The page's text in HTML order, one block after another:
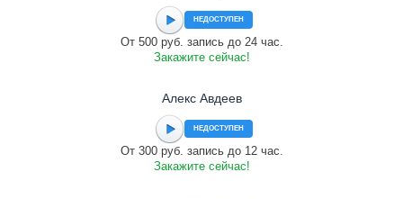
НЕДОСТУПЕН
От 500 руб. запись до 24 час.
Закажите сейчас!
Алекс Авдеев
НЕДОСТУПЕН
От 300 руб. запись до 12 час.
Закажите сейчас!